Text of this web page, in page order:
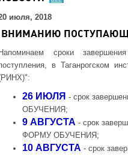
июля, 2018
ВНИМАНИЮ
Напоминаем сроки
в Таганрогском
26 ИЮЛЯ - срок
ОБУЧЕНИЯ;
9 АВГУСТА - срок
ФОРМУ ОБУЧЕНИЯ;
10 АВГУСТА - срок